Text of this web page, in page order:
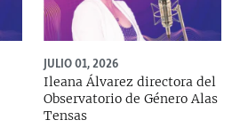
JULIO 01, 2026
Ileana Álvarez directora del
Observatorio de Género Alas
Tensas